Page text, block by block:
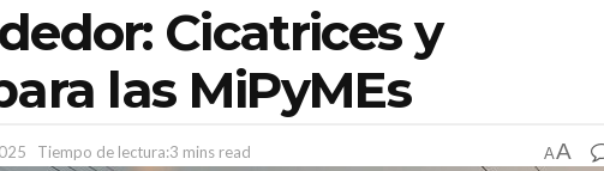
Cicatrices y
las MiPyMEs
Tiempo de lectura:3 mins read AA